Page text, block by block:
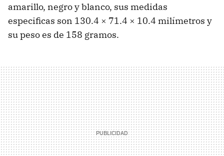
amarillo, negro y blanco, sus medidas
especificas son 130.4 × 71.4 × 10.4 milímetros y
su peso es de 158 gramos.